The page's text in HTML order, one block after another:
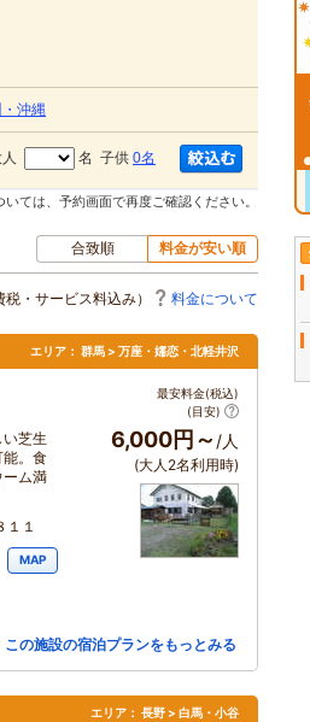
・沖縄
名 子供 0名
ては、予約画面で再度ご確認ください。
合致順 料金が安い順
・サービス料込み） 料金について
エリア： 群馬 > 万座・嬬恋・北軽井沢
芝生
能。食
ーム満
１１
MAP
最安料金(税込)
(目安)
6,000円～ /人
(大人2名利用時)
この施設の宿泊プランをもっとみる
エリア： 長野 > 白馬・小谷